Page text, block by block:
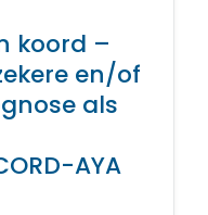
koord –
en/of
als
AYA